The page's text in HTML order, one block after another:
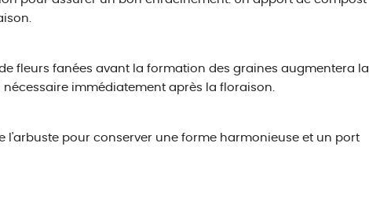
fleurs fanées avant la formation des graines augmentera la
nécessaire immédiatement après la floraison.
l'arbuste pour conserver une forme harmonieuse et un port